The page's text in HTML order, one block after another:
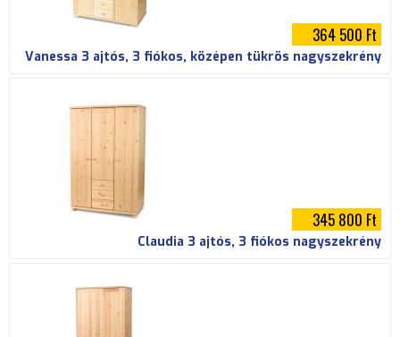
364 500 Ft
Vanessa 3 ajtós, 3 fiókos, középen tükrös nagyszekrény
345 800 Ft
Claudia 3 ajtós, 3 fiókos nagyszekrény